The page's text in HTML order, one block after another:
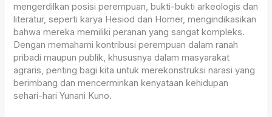
mengerdilkan posisi perempuan, bukti-bukti arkeologis dan
literatur, seperti karya Hesiod dan Homer, mengindikasikan
bahwa mereka memiliki peranan yang sangat kompleks.
Dengan memahami kontribusi perempuan dalam ranah
pribadi maupun publik, khususnya dalam masyarakat
agraris, penting bagi kita untuk merekonstruksi narasi yang
berimbang dan mencerminkan kenyataan kehidupan
sehari-hari Yunani Kuno.